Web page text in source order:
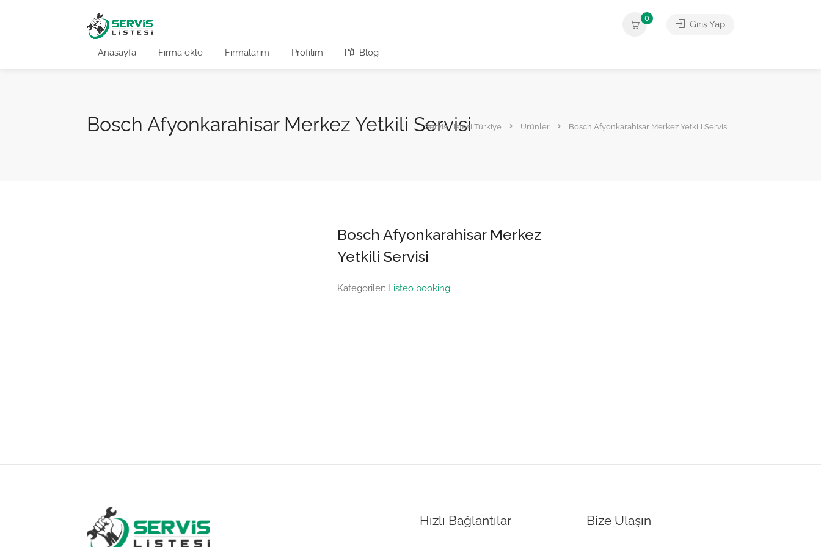
Anasayfa Firma ekle Firmalarım Profilim Blog
0
Giriş Yap
Bosch Afyonkarahisar Merkez Yetkili Servisi
Servis Listesi Türkiye Ürünler Bosch Afyonkarahisar Merkez Yetkili Servisi
Bosch Afyonkarahisar Merkez
Yetkili Servisi
Kategoriler: Listeo booking
Hızlı Bağlantılar Bize Ulaşın